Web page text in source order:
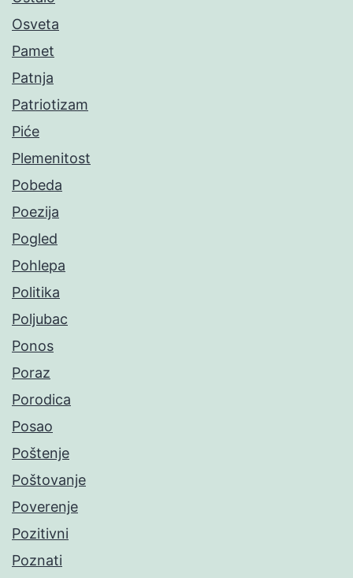
Osveta
Pamet
Patnja
Patriotizam
Piće
Plemenitost
Pobeda
Poezija
Pogled
Pohlepa
Politika
Poljubac
Ponos
Poraz
Porodica
Posao
Poštenje
Poštovanje
Poverenje
Pozitivni
Poznati